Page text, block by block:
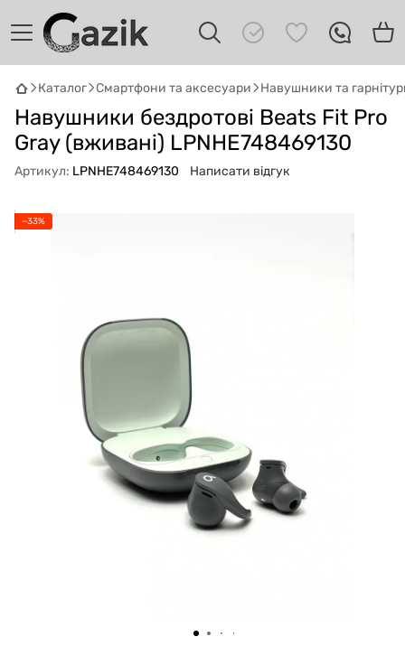
Каталог Смартфони та аксесуари Навушники та
Навушники бездротові Beats Fit Pro
Gray (вживані) LPNHE748469130
Артикул: LPNHE748469130 Написати відгук
−33%
Онлайн · пошук техніки
Привіт! 👋 Я Gazik AI — допоможу